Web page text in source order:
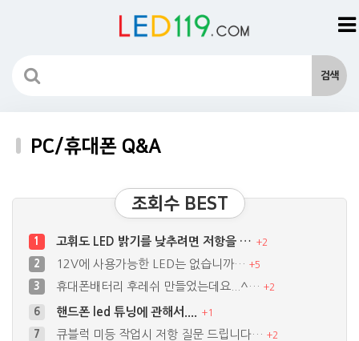
PC/휴대폰 Q&A
조회수 BEST
6 핸드폰 led 튜닝에 관해서.... +1
7 큐블럭 미등 작업시 저항 질문 드립니다… +2
1 고휘도 LED 밝기를 낮추려면 저항을 … +2
2 12V에 사용가능한 LED는 없습니까… +5
3 휴대폰배터리 후레쉬 만들었는데요...^… +2